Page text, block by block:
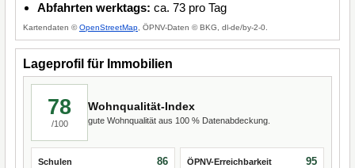
Abfahrten werktags: ca. 73 pro Tag
Kartendaten ©OpenStreetMap , ÖPNV-Daten © BKG, dl-de/by-2-0.
Lageprofil für Immobilien
78
/100
Wohnqualität-Index
gute Wohnqualität aus 100 % Datenabdeckung.
Schulen 86 ÖPNV-Erreichbarkeit 95